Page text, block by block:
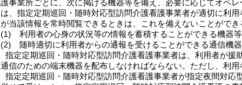
護事業所ごとに、次に掲げる機器等を備え、必要に応じてオペ
は、指定定期巡回・随時対応型訪問介護看護事業者が適切に利
が当該情報を常時閲覧できるときは、これを備えないことができ
(1)
利用者の心身の状況等の情報を蓄積することができる機器等
(2)
随時適切に利用者からの通報を受けることができる通信機
指定定期巡回・随時対応型訪問介護看護事業者は、利用者が援
通信のための端末機器を配布しなければならない。 ただし、利
指定定期巡回・随時対応型訪問介護看護事業者が指定夜間対応